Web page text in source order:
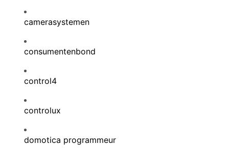
camerasystemen
consumentenbond
control4
controlux
domotica programmeur